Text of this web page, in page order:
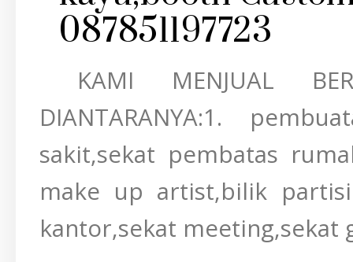
087851197723
KAMI MENJUAL
DIANTARANYA:1.
sakit,sekat pembatas
make up artist,bilik
kantor,sekat meeting,sekat